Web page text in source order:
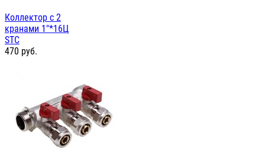
Коллектор с 2
кранами 1"*16Ц
STC
470 руб.